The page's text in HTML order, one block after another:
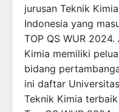
jurusan Teknik
Indonesia yang
TOP QS WUR
Kimia memiliki
bidang
ini daftar
Teknik Kimia